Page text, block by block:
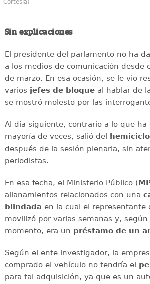
Cortesía)
Sin explicaciones
El presidente del parlamento no ha
a los medios de comunicación desde
de marzo. En esa ocasión, se le vio
varios jefes de bloqueal hablar de
se mostró molesto por las
Al día siguiente, contrario a lo que ha
mayoría de veces, salió del
después de la sesión plenaria, sin
periodistas.
En esa fecha, el Ministerio Público (
allanamientos relacionados con una
blindada en la cual el representante
movilizó por varias semanas y,
momento, era un préstamo de un
Según el ente investigador, la
comprado el vehículo no tendría el
para tal adquisición, ya que es un